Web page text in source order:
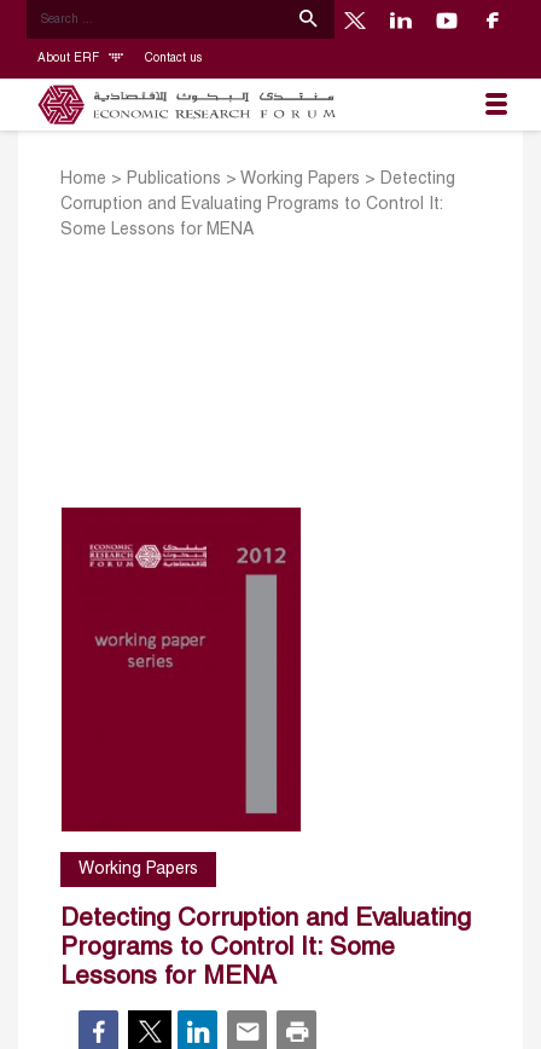
About ERF Contact us
Home > Publications > Working Papers > Detecting
Corruption and Evaluating Programs to Control It:
Some Lessons for MENA
Working Papers
Detecting Corruption and Evaluating
Programs to Control It: Some
Lessons for MENA